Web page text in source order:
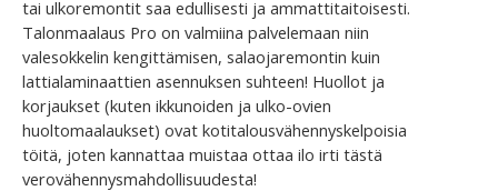
tai ulkoremontit saa edullisesti ja ammattitaitoisesti.
Talonmaalaus Pro on valmiina palvelemaan niin
valesokkelin kengittämisen, salaojaremontin kuin
lattialaminaattien asennuksen suhteen! Huollot ja
korjaukset (kuten ikkunoiden ja ulko-ovien
huoltomaalaukset) ovat kotitalousvähennyskelpoisia
töitä, joten kannattaa muistaa ottaa ilo irti tästä
verovähennysmahdollisuudesta!